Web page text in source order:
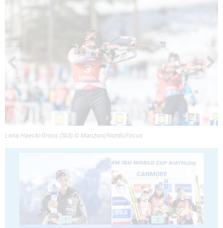
Lena Haecki-Gross (SUI) © Manzoni/NordicFocus
1 2